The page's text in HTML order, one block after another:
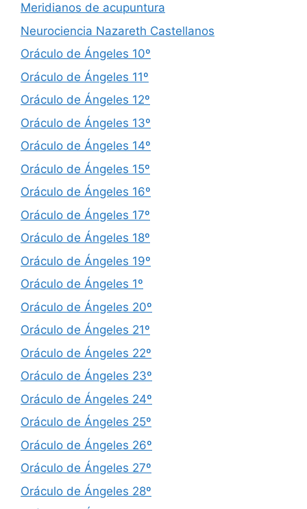
Meridianos de acupuntura
Neurociencia Nazareth Castellanos
Oráculo de Ángeles 10º
Oráculo de Ángeles 11º
Oráculo de Ángeles 12º
Oráculo de Ángeles 13º
Oráculo de Ángeles 14º
Oráculo de Ángeles 15º
Oráculo de Ángeles 16º
Oráculo de Ángeles 17º
Oráculo de Ángeles 18º
Oráculo de Ángeles 19º
Oráculo de Ángeles 1º
Oráculo de Ángeles 20º
Oráculo de Ángeles 21º
Oráculo de Ángeles 22º
Oráculo de Ángeles 23º
Oráculo de Ángeles 24º
Oráculo de Ángeles 25º
Oráculo de Ángeles 26º
Oráculo de Ángeles 27º
Oráculo de Ángeles 28º